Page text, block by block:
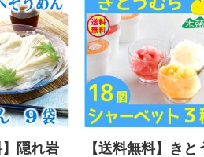
】隠れ岩
【送料無料】きと